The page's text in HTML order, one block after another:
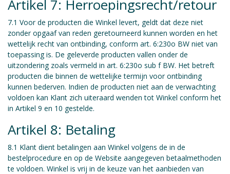
Artikel 7: Herroepingsrecht/retour
7.1 Voor de producten die Winkel levert, geldt dat deze niet
zonder opgaaf van reden geretourneerd kunnen worden en het
wettelijk recht van ontbinding, conform art. 6:230o BW niet van
toepassing is. De geleverde producten vallen onder de
uitzondering zoals vermeld in art. 6:230o sub f BW. Het betreft
producten die binnen de wettelijke termijn voor ontbinding
kunnen bederven. Indien de producten niet aan de verwachting
voldoen kan Klant zich uiteraard wenden tot Winkel conform het
in Artikel 9 en 10 gestelde.
Artikel 8: Betaling
8.1 Klant dient betalingen aan Winkel volgens de in de
bestelprocedure en op de Website aangegeven betaalmethoden
te voldoen. Winkel is vrij in de keuze van het aanbieden van